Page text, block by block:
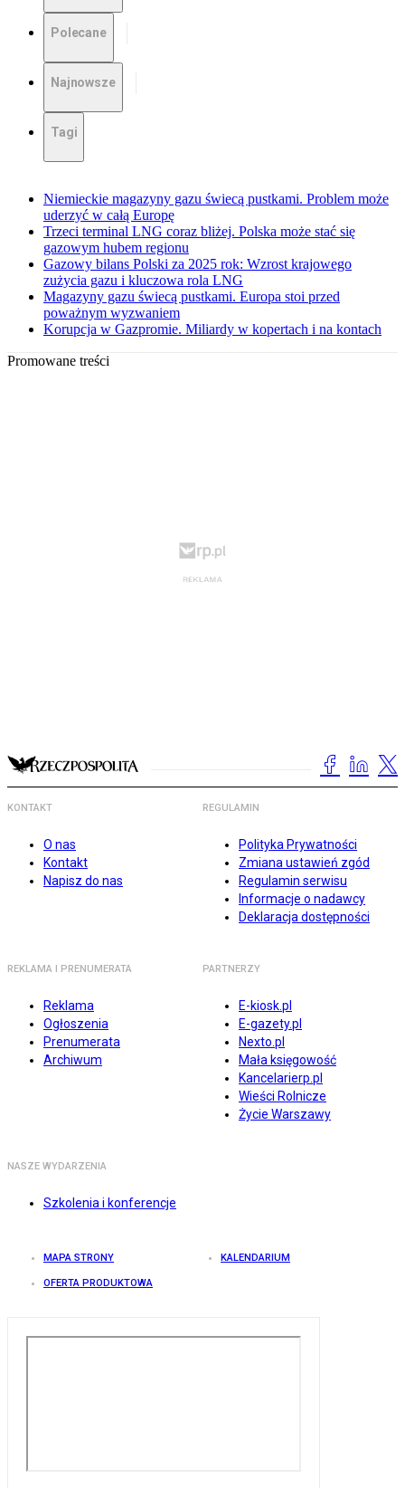
Polecane
Najnowsze
Tagi
Niemieckie magazyny gazu świecą pustkami. Problem może
uderzyć w całą Europę
Trzeci terminal LNG coraz bliżej. Polska może stać się
gazowym hubem regionu
Gazowy bilans Polski za 2025 rok: Wzrost krajowego
zużycia gazu i kluczowa rola LNG
Magazyny gazu świecą pustkami. Europa stoi przed
poważnym wyzwaniem
Korupcja w Gazpromie. Miliardy w kopertach i na kontach
Promowane treści
KONTAKT
O nas
Kontakt
Napisz do nas
REGULAMIN
Polityka Prywatności
Zmiana ustawień zgód
Regulamin serwisu
Informacje o nadawcy
Deklaracja dostępności
REKLAMA I PRENUMERATA
Reklama
Ogłoszenia
Prenumerata
Archiwum
PARTNERZY
E-kiosk.pl
E-gazety.pl
Nexto.pl
Mała księgowość
Kancelarierp.pl
Wieści Rolnicze
Życie Warszawy
NASZE WYDARZENIA
Szkolenia i konferencje
MAPA STRONY KALENDARIUM
OFERTA PRODUKTOWA